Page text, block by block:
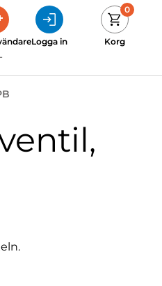
Logga in
0
Korg